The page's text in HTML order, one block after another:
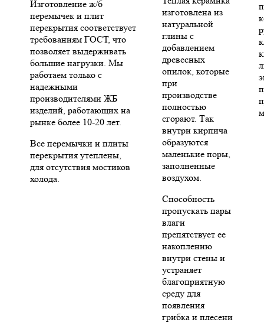
Изготовление ж/б
перемычек и плит
перекрытия соответствует
требованиям ГОСТ, что
позволяет выдерживать
большие нагрузки. Мы
работаем только с
надежными
производителями ЖБ
изделий, работающих на
рынке более 10-20 лет.
Все перемычки и плиты
перекрытия утеплены,
для отсутствия мостиков
холода.
изготовлена из
натуральной
глины с
добавлением
древесных
опилок, которые
при
производстве
полностью
сгорают. Так
внутри кирпича
образуются
маленькие поры,
заполненные
воздухом.
Способность
пропускать пары
влаги
препятствует ее
накоплению
внутри стены и
устраняет
благоприятную
среду для
появления
грибка и плесени